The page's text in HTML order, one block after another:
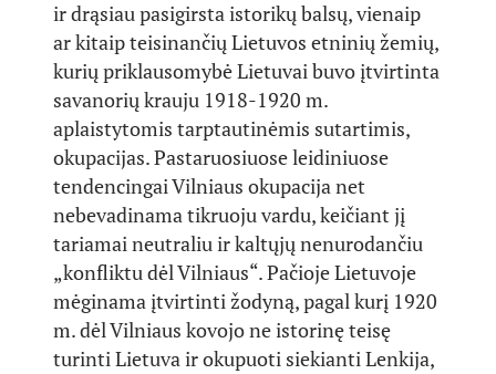
ir drąsiau pasigirsta istorikų balsų, vienaip
ar kitaip teisinančių Lietuvos etninių žemių,
kurių priklausomybė Lietuvai buvo įtvirtinta
savanorių krauju 1918-1920 m.
aplaistytomis tarptautinėmis sutartimis,
okupacijas. Pastaruosiuose leidiniuose
tendencingai Vilniaus okupacija net
nebevadinama tikruoju vardu, keičiant jį
tariamai neutraliu ir kaltųjų nenurodančiu
„konfliktu dėl Vilniaus“. Pačioje Lietuvoje
mėginama įtvirtinti žodyną, pagal kurį 1920
m. dėl Vilniaus kovojo ne istorinę teisę
turinti Lietuva ir okupuoti siekianti Lenkija,